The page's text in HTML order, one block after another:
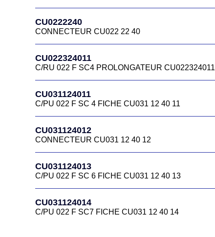
CU0222240
CONNECTEUR CU022 22 40
CU022324011
C/RU 022 F SC4 PROLONGATEUR CU022324011
CU031124011
C/PU 022 F SC 4 FICHE CU031 12 40 11
CU031124012
CONNECTEUR CU031 12 40 12
CU031124013
C/PU 022 F SC 6 FICHE CU031 12 40 13
CU031124014
C/PU 022 F SC7 FICHE CU031 12 40 14